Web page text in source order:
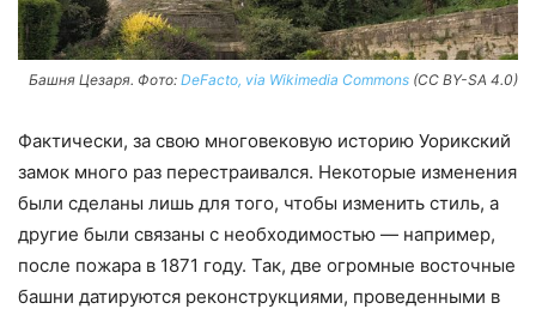
Башня Цезаря. Фото: DeFacto, via Wikimedia Commons (CC BY-SA 4.0)
Фактически, за свою многовековую историю Уорикский
замок много раз перестраивался. Некоторые изменения
были сделаны лишь для того, чтобы изменить стиль, а
другие были связаны с необходимостью — например,
после пожара в 1871 году. Так, две огромные восточные
башни датируются реконструкциями, проведенными в